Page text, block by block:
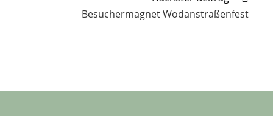
Besuchermagnet Wodanstraßenfest